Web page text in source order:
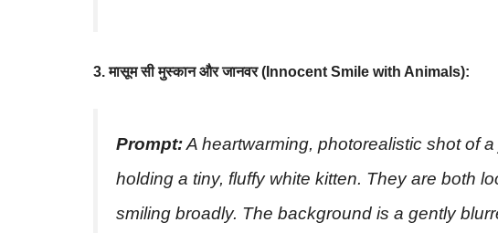
3. मासूम सी मुस्कान और जानवर (Innocent Smile with Animals):
Prompt:A heartwarming, photorealistic shot of
holding a tiny, fluffy white kitten. They are both
smiling broadly. The background is a gently